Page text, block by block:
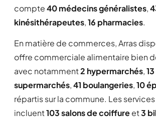
compte40 médecins généralistes,
kinésithérapeutes,16 pharmacies.
En matière de commerces, Arras
offre commerciale alimentaire bien
avec notamment2 hypermarchés,13
supermarchés,41 boulangeries,10
répartis sur la commune. Les
incluent103 salons de coiffureet3